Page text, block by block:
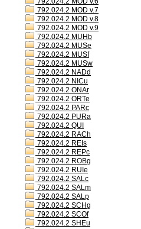
792.024.2 MOD v.7
792.024.2 MOD v.8
792.024.2 MOD v.9
792.024.2 MUHb
792.024.2 MUSe
792.024.2 MUSf
792.024.2 MUSw
792.024.2 NADd
792.024.2 NICu
792.024.2 ONAr
792.024.2 ORTe
792.024.2 PARc
792.024.2 PURa
792.024.2 QUI
792.024.2 RACh
792.024.2 REIs
792.024.2 REPc
792.024.2 ROBg
792.024.2 RUIe
792.024.2 SALc
792.024.2 SALm
792.024.2 SALp
792.024.2 SCHg
792.024.2 SCOf
792.024.2 SHEu